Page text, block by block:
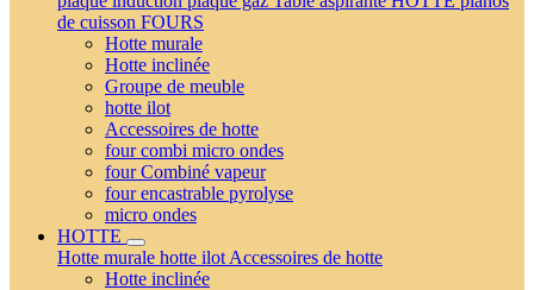
de cuisson FOURS
Hotte murale
Hotte inclinée
Groupe de meuble
hotte ilot
Accessoires de hotte
four combi micro ondes
four Combiné vapeur
four encastrable pyrolyse
micro ondes
HOTTE
Hotte murale hotte ilot Accessoires de hotte
Hotte inclinée